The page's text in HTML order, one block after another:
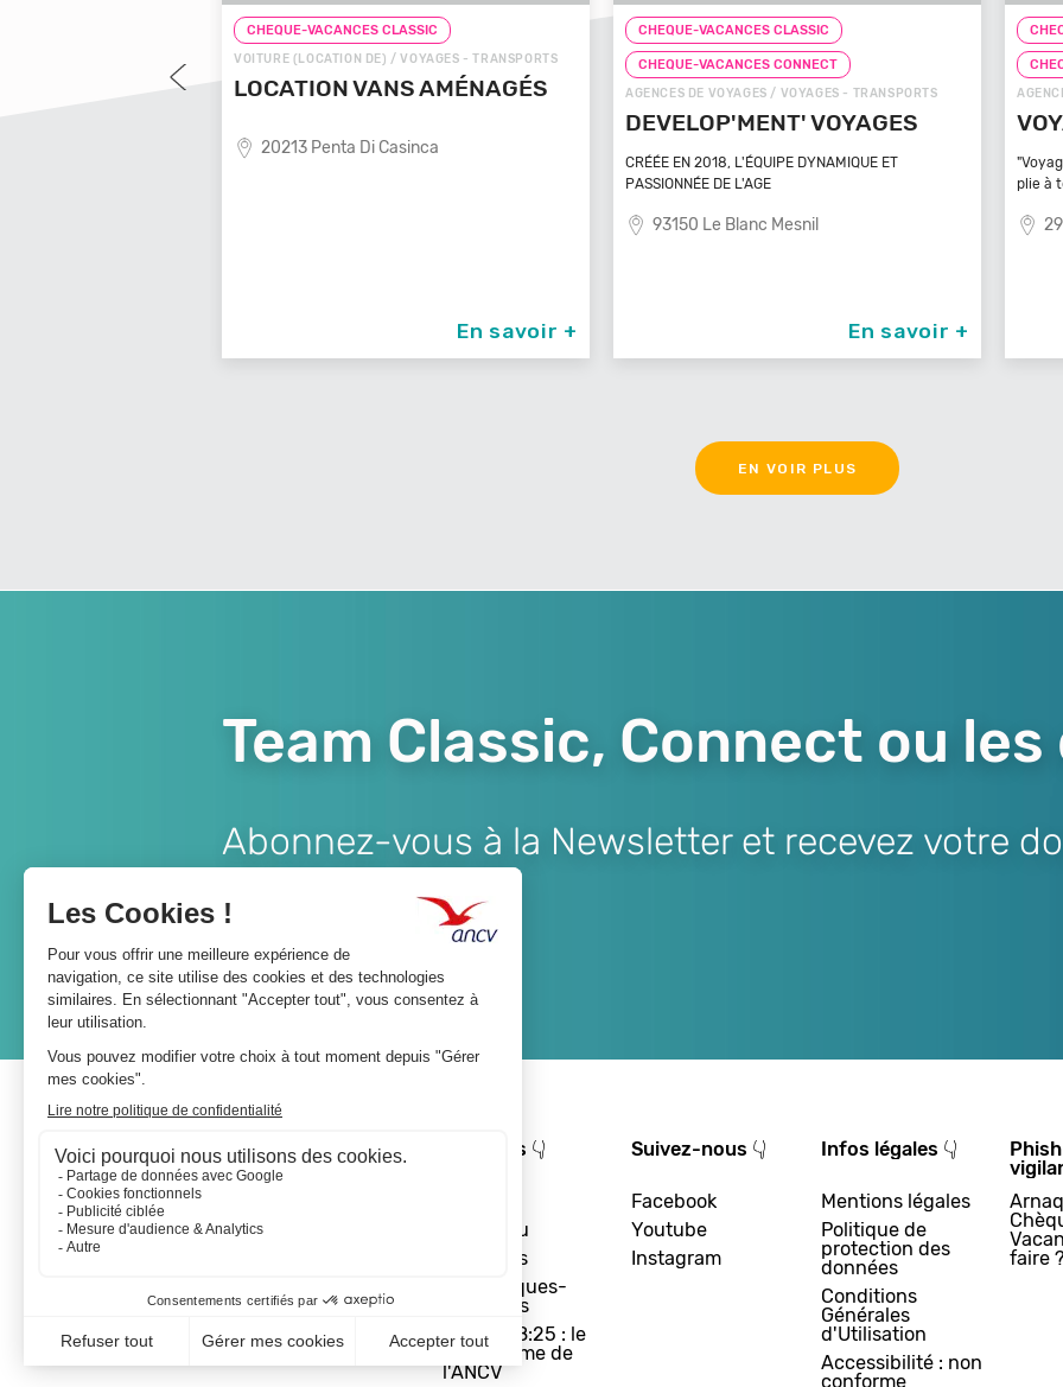
LOCALE
CHEQUE-VACANCES CLASSIC
VOITURE (LOCATION DE) / VOYAGES - TRANSPORTS
LOCATION VANS AMÉNAGÉS
20213 Penta Di Casinca
En savoir +
CHEQUE-VACANCES CLASSIC
CHEQUE-VACANCES CONNECT
AGENCES DE VOYAGES / VOYAGES - TRANSPORTS
DEVELOP'MENT' VOYAGES
CRÉÉE EN 2018, L'ÉQUIPE DYNAMIQUE ET
PASSIONNÉE DE L'AGE
93150 Le Blanc Mesnil
En savoir +
plie à
EN VOIR PLUS
Team Classic, Connect ou les
Abonnez-vous à la Newsletter et recevez votre
A propos 👇
Le réseau
Les actus
Les Chèques-
Vacances
Départ 18:25 : le
programme de
l'ANCV
Suivez-nous 👇
Facebook
Youtube
Instagram
Infos légales 👇
Mentions légales
Politique de
protection des
données
Conditions
Générales
d'Utilisation
Accessibilité : non
conforme
faire